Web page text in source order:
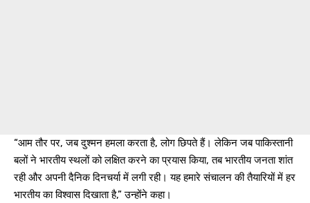
“आम तौर पर, जब दुश्मन हमला करता है, लोग छिपते हैं। लेकिन जब पाकिस्तानी
बलों ने भारतीय स्थलों को लक्षित करने का प्रयास किया, तब भारतीय जनता शांत
रही और अपनी दैनिक दिनचर्या में लगी रही। यह हमारे संचालन की तैयारियों में हर
भारतीय का विश्वास दिखाता है,” उन्होंने कहा।